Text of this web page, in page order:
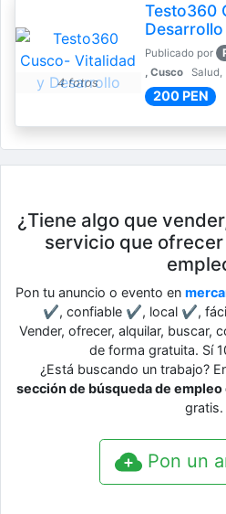
4 fotos
Testo360
Desarrollo
Publicado por
, Cusco
Salud,
200 PEN
¿Tiene algo que
servicio que
Pon tu anuncio o evento en
✔, confiable ✔, local ✔,
Vender, ofrecer, alquilar, buscar,
de forma gratuita. Sí
¿Está buscando un trabajo?
sección de búsqueda de
gratis.
Pon un